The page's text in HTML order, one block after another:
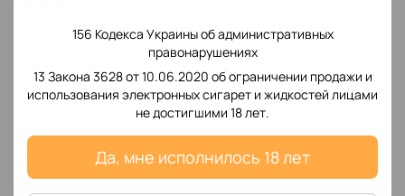
156 Кодекса Украины об административных
правонарушениях
13 Закона 3628 от 10.06.2020 об ограничении продажи и
использования электронных сигарет и жидкостей лицами
не достигшими 18 лет.
Да, мне исполнилось 18 лет
Добавьте первый отзыв